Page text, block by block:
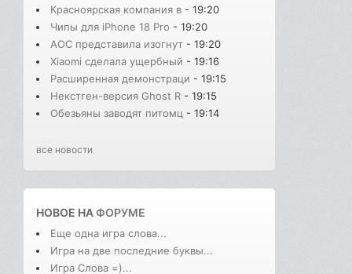
Красноярская компания в - 19:20
Чипы для iPhone 18 Pro - 19:20
AOC представила изогнут - 19:20
Xiaomi сделала ущербный - 19:16
Расширенная демонстраци - 19:15
Некстген-версия Ghost R - 19:15
Обезьяны заводят питомц - 19:14
все новости
НОВОЕ НАФОРУМЕ
Еще одна игра слова...
Игра на две последние буквы...
Игра Слова =)...